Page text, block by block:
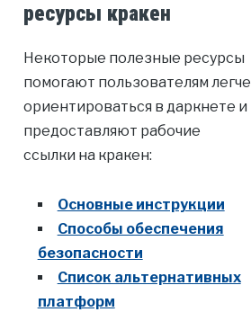
ресурсы кракен
Некоторые полезные ресурсы
помогают пользователям легче
ориентироваться в даркнете и
предоставляют рабочие
ссылки на кракен:
Основные инструкции
Способы обеспечения
безопасности
Список альтернативных
платформ